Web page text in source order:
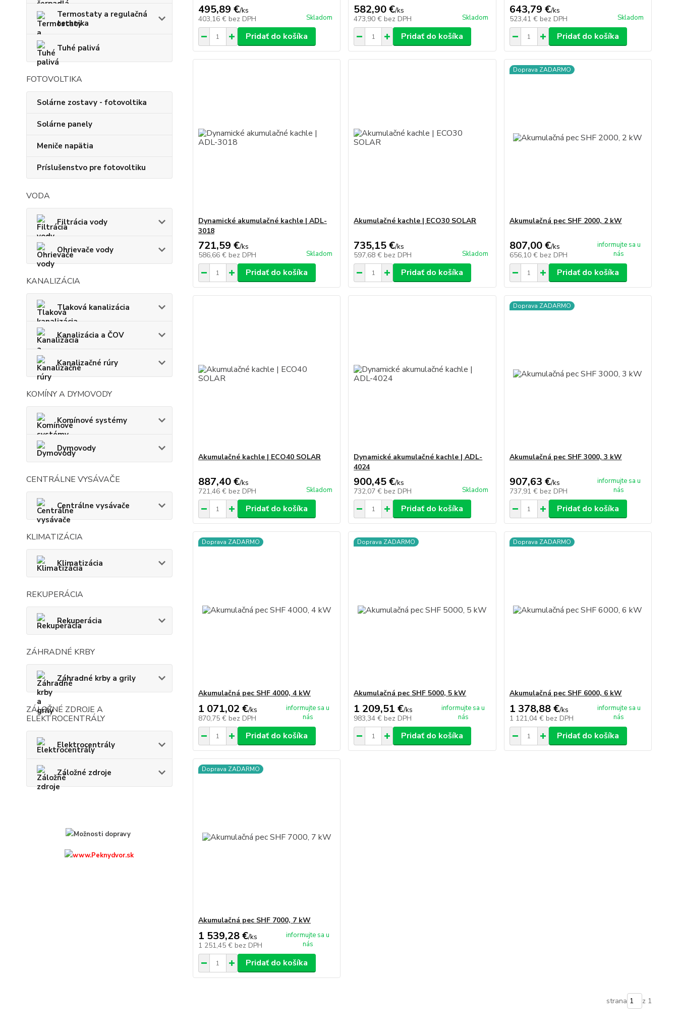
Termostaty a regulačná
technika
Tuhé palivá
FOTOVOLTIKA
Solárne zostavy - fotovoltika
Solárne panely
Meniče napätia
Príslušenstvo pre fotovoltiku
VODA
Filtrácia vody
Ohrievače vody
KANALIZÁCIA
Tlaková kanalizácia
Kanalizácia a ČOV
Kanalizačné rúry
KOMÍNY A DYMOVODY
Komínové systémy
Dymovody
CENTRÁLNE VYSÁVAČE
Centrálne vysávače
KLIMATIZÁCIA
Klimatizácia
REKUPERÁCIA
Rekuperácia
ZÁHRADNÉ KRBY
Záhradné krby a grily
ZÁLOŽNÉ ZDROJE A
ELEKTROCENTRÁLY
Elektrocentrály
Záložné zdroje
495,89 €/ks
403,16 € bez DPH Skladom
Pridať do košíka
582,90 €/ks
473,90 € bez DPH Skladom
Pridať do košíka
643,79 €/ks
523,41 € bez DPH Skladom
Pridať do košíka
Dynamické akumulačné kachle | ADL-
3018
721,59 €/ks
586,66 € bez DPH Skladom
Pridať do košíka
Akumulačné kachle | ECO30 SOLAR
735,15 €/ks
597,68 € bez DPH Skladom
Pridať do košíka
Doprava ZADARMO
Akumulačná pec SHF 2000, 2 kW
807,00 €/ks
656,10 € bez DPH
informujte sa u
nás
Pridať do košíka
Akumulačné kachle | ECO40 SOLAR
887,40 €/ks
721,46 € bez DPH Skladom
Pridať do košíka
Dynamické akumulačné kachle | ADL-
4024
900,45 €/ks
732,07 € bez DPH Skladom
Pridať do košíka
Doprava ZADARMO
Akumulačná pec SHF 3000, 3 kW
907,63 €/ks
737,91 € bez DPH
informujte sa u
nás
Pridať do košíka
Doprava ZADARMO
Akumulačná pec SHF 4000, 4 kW
1 071,02 €/ks
870,75 € bez DPH
informujte sa u
nás
Pridať do košíka
Doprava ZADARMO
Akumulačná pec SHF 5000, 5 kW
1 209,51 €/ks
983,34 € bez DPH
informujte sa u
nás
Pridať do košíka
Doprava ZADARMO
Akumulačná pec SHF 6000, 6 kW
1 378,88 €/ks
1 121,04 € bez DPH
informujte sa u
nás
Pridať do košíka
Doprava ZADARMO
Akumulačná pec SHF 7000, 7 kW
1 539,28 €/ks
1 251,45 € bez DPH
informujte sa u
nás
Pridať do košíka
strana z 1